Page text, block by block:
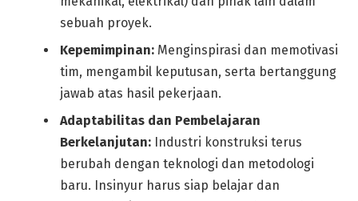
sebuah proyek.
Kepemimpinan: Menginspirasi dan memotivasi
tim, mengambil keputusan, serta bertanggung
jawab atas hasil pekerjaan.
Adaptabilitas dan Pembelajaran
Berkelanjutan: Industri konstruksi terus
berubah dengan teknologi dan metodologi
baru. Insinyur harus siap belajar dan